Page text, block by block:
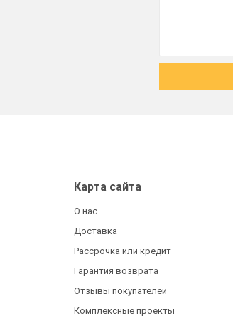
Карта сайта
О нас
Доставка
Рассрочка или кредит
Гарантия возврата
Отзывы покупателей
Комплексные проекты